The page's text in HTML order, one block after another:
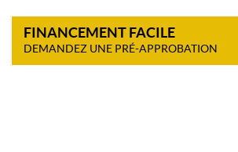
FINANCEMENT FACILE
DEMANDEZ UNE PRÉ-APPROBATION